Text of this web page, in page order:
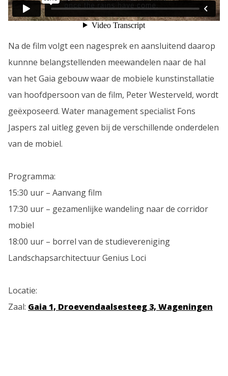
Na de film volgt een nagesprek en aansluitend daarop
kunnne belangstellenden meewandelen naar de hal
van het Gaia gebouw waar de mobiele kunstinstallatie
van hoofdpersoon van de film, Peter Westerveld, wordt
geëxposeerd. Water management specialist Fons
Jaspers zal uitleg geven bij de verschillende onderdelen
van de mobiel.
Programma:
15:30 uur – Aanvang film
17:30 uur – gezamenlijke wandeling naar de corridor
mobiel
18:00 uur – borrel van de studievereniging
Landschapsarchitectuur Genius Loci
Locatie:
Zaal: Gaia 1, Droevendaalsesteeg 3, Wageningen